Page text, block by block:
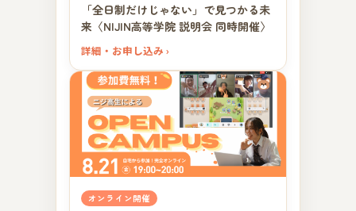
「全日制だけじゃない」で見つかる未
来〈NIJIN高等学院 説明会 同時開催〉
詳細・お申し込み ›
オンライン開催